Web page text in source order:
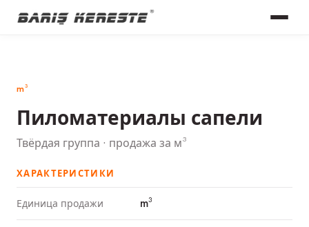
m³
Пиломатериалы сапели
Твёрдая группа · продажа за м³
ХАРАКТЕРИСТИКИ
Единица продажи m³